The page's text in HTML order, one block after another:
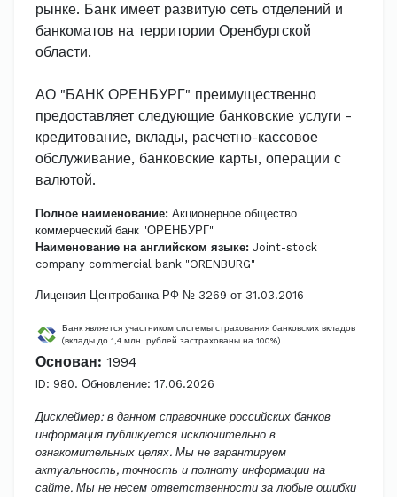
рынке. Банк имеет развитую сеть отделений и
банкоматов на территории Оренбургской
области.
АО "БАНК ОРЕНБУРГ" преимущественно
предоставляет следующие банковские услуги -
кредитование, вклады, расчетно-кассовое
обслуживание, банковские карты, операции с
валютой.
Полное наименование: Акционерное общество
коммерческий банк "ОРЕНБУРГ"
Наименование на английском языке: Joint-stock
company commercial bank "ORENBURG"
Лицензия Центробанка РФ № 3269 от 31.03.2016
Банк является участником системы страхования банковских вкладов
(вклады до 1,4 млн. рублей застрахованы на 100%).
Основан: 1994
ID: 980. Обновление: 17.06.2026
Дисклеймер: в данном справочнике российских банков
информация публикуется исключительно в
ознакомительных целях. Мы не гарантируем
актуальность, точность и полноту информации на
сайте. Мы не несем ответственности за любые ошибки